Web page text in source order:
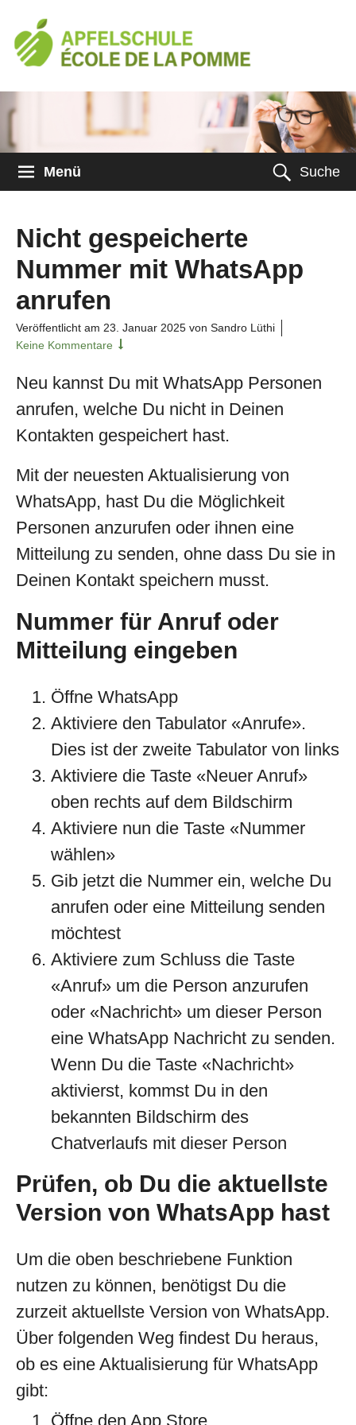
Menü Suche
Nicht gespeicherte
Nummer mit WhatsApp
anrufen
Veröffentlicht am 23. Januar 2025 von Sandro Lüthi
Keine Kommentare
Neu kannst Du mit WhatsApp Personen
anrufen, welche Du nicht in Deinen
Kontakten gespeichert hast.
Mit der neuesten Aktualisierung von
WhatsApp, hast Du die Möglichkeit
Personen anzurufen oder ihnen eine
Mitteilung zu senden, ohne dass Du sie in
Deinen Kontakt speichern musst.
Nummer für Anruf oder
Mitteilung eingeben
Öffne WhatsApp
Aktiviere den Tabulator «Anrufe».
Dies ist der zweite Tabulator von links
Aktiviere die Taste «Neuer Anruf»
oben rechts auf dem Bildschirm
Aktiviere nun die Taste «Nummer
wählen»
Gib jetzt die Nummer ein, welche Du
anrufen oder eine Mitteilung senden
möchtest
Aktiviere zum Schluss die Taste
«Anruf» um die Person anzurufen
oder «Nachricht» um dieser Person
eine WhatsApp Nachricht zu senden.
Wenn Du die Taste «Nachricht»
aktivierst, kommst Du in den
bekannten Bildschirm des
Chatverlaufs mit dieser Person
Prüfen, ob Du die aktuellste
Version von WhatsApp hast
Um die oben beschriebene Funktion
nutzen zu können, benötigst Du die
zurzeit aktuellste Version von WhatsApp.
Über folgenden Weg findest Du heraus,
ob es eine Aktualisierung für WhatsApp
gibt:
Öffne den App Store